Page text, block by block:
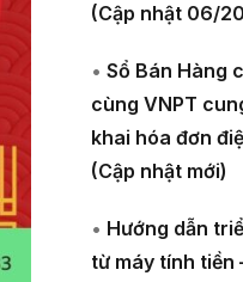
(Cập nhật 06/
• Sổ Bán Hàng
cùng VNPT
khai hóa đơn
(Cập nhật mới)
• Hướng dẫn
từ máy tính tiền